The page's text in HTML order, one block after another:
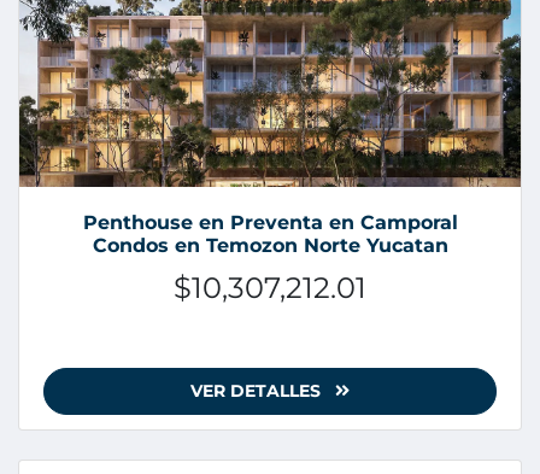
Penthouse en Preventa en Camporal
Condos en Temozon Norte Yucatan
$10,307,212.01
VER DETALLES